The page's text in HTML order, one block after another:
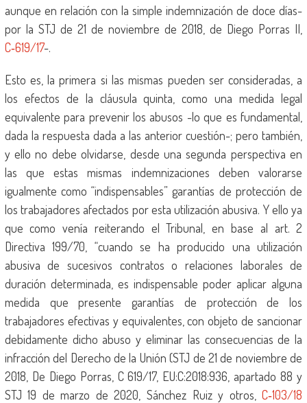
aunque en relación con la simple indemnización de doce días-
por la STJ de 21 de noviembre de 2018, de Diego Porras II,
C‑619/17-.
Esto es, la primera si las mismas pueden ser consideradas, a
los efectos de la cláusula quinta, como una medida legal
equivalente para prevenir los abusos -lo que es fundamental,
dada la respuesta dada a las anterior cuestión-; pero también,
y ello no debe olvidarse, desde una segunda perspectiva en
las que estas mismas indemnizaciones deben valorarse
igualmente como “indispensables” garantías de protección de
los trabajadores afectados por esta utilización abusiva. Y ello ya
que como venía reiterando el Tribunal, en base al art. 2
Directiva 199/70, “cuando se ha producido una utilización
abusiva de sucesivos contratos o relaciones laborales de
duración determinada, es indispensable poder aplicar alguna
medida que presente garantías de protección de los
trabajadores efectivas y equivalentes, con objeto de sancionar
debidamente dicho abuso y eliminar las consecuencias de la
infracción del Derecho de la Unión (STJ de 21 de noviembre de
2018, De Diego Porras, C 619/17, EU:C:2018:936, apartado 88 y
STJ 19 de marzo de 2020, Sánchez Ruiz y otros,C‑103/18